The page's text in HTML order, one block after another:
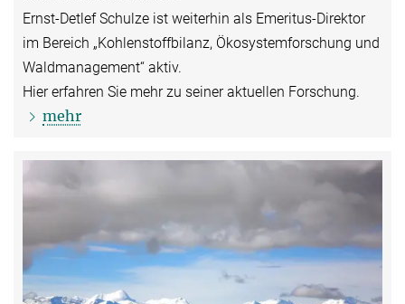
Ernst-Detlef Schulze ist weiterhin als Emeritus-Direktor
im Bereich „Kohlenstoffbilanz, Ökosystemforschung und
Waldmanagement“ aktiv.
Hier erfahren Sie mehr zu seiner aktuellen Forschung.
mehr